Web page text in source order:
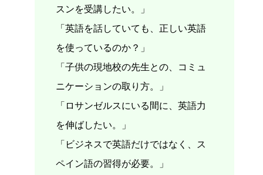
スンを受講したい。」
「英語を話していても、正しい英語
を使っているのか？」
「子供の現地校の先生との、コミュ
ニケーションの取り方。」
「ロサンゼルスにいる間に、英語力
を伸ばしたい。」
「ビジネスで英語だけではなく、ス
ペイン語の習得が必要。」